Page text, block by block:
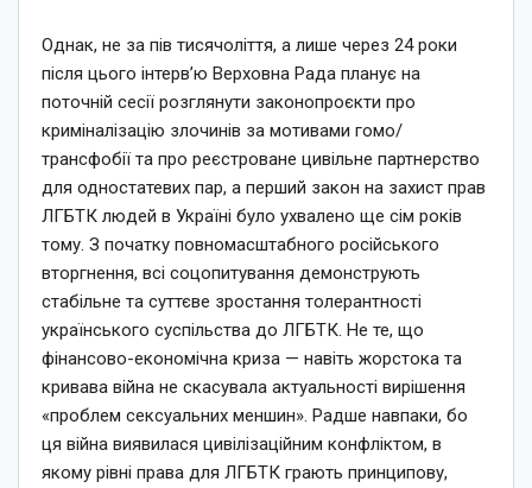
Однак, не за пів тисячоліття, а лише через 24 роки
після цього інтерв’ю Верховна Рада планує на
поточній сесії розглянути законопроєкти про
криміналізацію злочинів за мотивами гомо/
трансфобії та про реєстроване цивільне партнерство
для одностатевих пар, а перший закон на захист прав
ЛГБТК людей в Україні було ухвалено ще сім років
тому. З початку повномасштабного російського
вторгнення, всі соцопитування демонструють
стабільне та суттєве зростання толерантності
українського суспільства до ЛГБТК. Не те, що
фінансово-економічна криза — навіть жорстока та
кривава війна не скасувала актуальності вирішення
«проблем сексуальних меншин». Радше навпаки, бо
ця війна виявилася цивілізаційним конфліктом, в
якому рівні права для ЛГБТК грають принципову,